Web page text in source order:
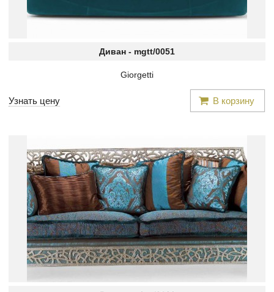
Диван - mgtt/0051
Giorgetti
Узнать цену В корзину